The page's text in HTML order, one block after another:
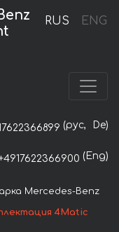
RUS ENG
(рус, De)
(Eng)
Mercedes-Benz
4Matic